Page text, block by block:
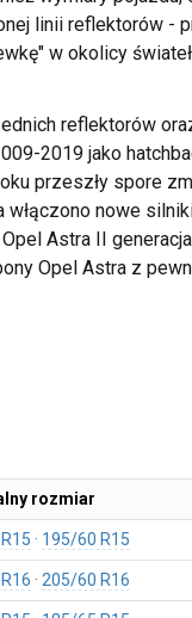
linii reflektorów -
w okolicy
reflektorów
2019 jako
przeszły spore
nowe
Astra II
Opel Astra z
rozmiar
195/60 R15
205/60 R16